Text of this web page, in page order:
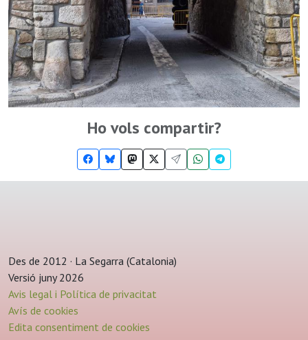
Ho vols compartir?
Des de 2012 · La Segarra (Catalonia)
Versió juny 2026
Avis legal i Política de privacitat
Avís de cookies
Edita consentiment de cookies